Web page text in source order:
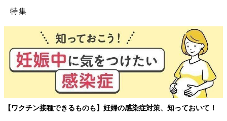
特集
【ワクチン接種できるものも】妊婦の感染症対策、知っておいて！